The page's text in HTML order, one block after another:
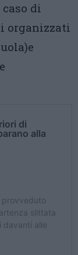
di
organizzati